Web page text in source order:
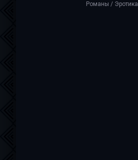
Романы / Эротика